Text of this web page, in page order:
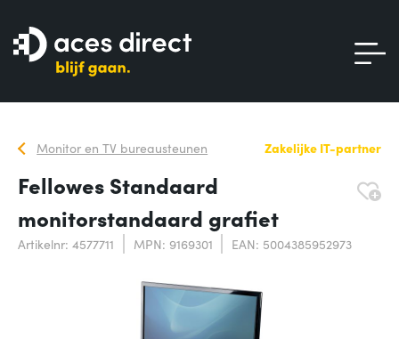
Monitor en TV bureausteunen Zakelijke IT-partner
Fellowes Standaard
monitorstandaard grafiet
Artikelnr: 4577711 MPN: 9169301 EAN: 5004385952973